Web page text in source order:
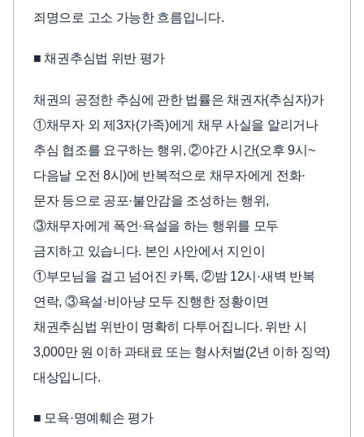
죄명으로 고소 가능한 흐름입니다.
■ 채권추심법 위반 평가
채권의 공정한 추심에 관한 법률은 채권자(추심자)가
①채무자 외 제3자(가족)에게 채무 사실을 알리거나
추심 협조를 요구하는 행위, ②야간 시간(오후 9시~
다음날 오전 8시)에 반복적으로 채무자에게 전화·
문자 등으로 공포·불안감을 조성하는 행위,
③채무자에게 폭언·욕설을 하는 행위를 모두
금지하고 있습니다. 본인 사안에서 지인이
①부모님을 걸고 넘어진 카톡, ②밤 12시·새벽 반복
연락, ③욕설·비아냥 모두 진행한 정황이면
채권추심법 위반이 명확히 다투어집니다. 위반 시
3,000만 원 이하 과태료 또는 형사처벌(2년 이하 징역)
대상입니다.
■ 모욕·명예훼손 평가